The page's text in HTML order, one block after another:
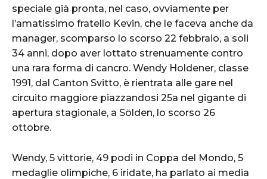
speciale già pronta, nel caso, ovviamente per
l’amatissimo fratello Kevin, che le faceva anche da
manager, scomparso lo scorso 22 febbraio, a soli
34 anni, dopo aver lottato strenuamente contro
una rara forma di cancro. Wendy Holdener, classe
1991, dal Canton Svitto, è rientrata alle gare nel
circuito maggiore piazzandosi 25a nel gigante di
apertura stagionale, a Sölden, lo scorso 26
ottobre.
Wendy, 5 vittorie, 49 podi in Coppa del Mondo, 5
medaglie olimpiche, 6 iridate, ha parlato ai media